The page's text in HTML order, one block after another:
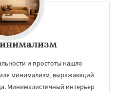
и простоты нашло
минимализм, выражающий
Минималистичный интерьер